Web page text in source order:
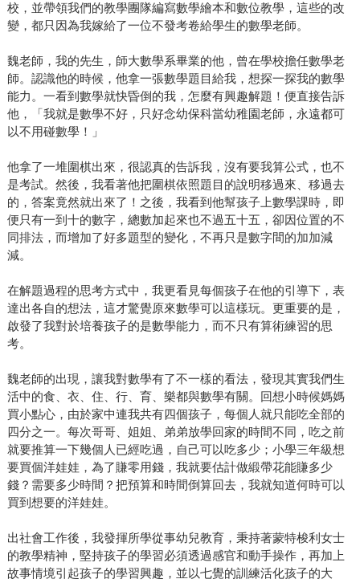
校，並帶領我們的教學團隊編寫數學繪本和數位教學，這些的改
變，都只因為我嫁給了一位不發考卷給學生的數學老師。
魏老師，我的先生，師大數學系畢業的他，曾在學校擔任數學老
師。認識他的時候，他拿一張數學題目給我，想探一探我的數學
能力。一看到數學就快昏倒的我，怎麼有興趣解題！便直接告訴
他，「我就是數學不好，只好念幼保科當幼稚園老師，永遠都可
以不用碰數學！」
他拿了一堆圍棋出來，很認真的告訴我，沒有要我算公式，也不
是考試。然後，我看著他把圍棋依照題目的說明移過來、移過去
的，答案竟然就出來了！之後，我看到他幫孩子上數學課時，即
便只有一到十的數字，總數加起來也不過五十五，卻因位置的不
同排法，而增加了好多題型的變化，不再只是數字間的加加減
減。
在解題過程的思考方式中，我更看見每個孩子在他的引導下，表
達出各自的想法，這才驚覺原來數學可以這樣玩。更重要的是，
啟發了我對於培養孩子的是數學能力，而不只有算術練習的思
考。
魏老師的出現，讓我對數學有了不一樣的看法，發現其實我們生
活中的食、衣、住、行、育、樂都與數學有關。回想小時候媽媽
買小點心，由於家中連我共有四個孩子，每個人就只能吃全部的
四分之一。每次哥哥、姐姐、弟弟放學回家的時間不同，吃之前
就要推算一下幾個人已經吃過，自己可以吃多少；小學三年級想
要買個洋娃娃，為了賺零用錢，我就要估計做緞帶花能賺多少
錢？需要多少時間？把預算和時間倒算回去，我就知道何時可以
買到想要的洋娃娃。
出社會工作後，我發揮所學從事幼兒教育，秉持著蒙特梭利女士
的教學精神，堅持孩子的學習必須透過感官和動手操作，再加上
故事情境引起孩子的學習興趣，並以七覺的訓練活化孩子的大